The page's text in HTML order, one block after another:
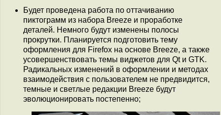
Будет проведена работа по оттачиванию
пиктограмм из набора Breeze и проработке
деталей. Немного будут изменены полосы
прокрутки. Планируется подготовить тему
оформления для Firefox на основе Breeze, а также
усовершенствовать темы виджетов для Qt и GTK.
Радикальных изменений в оформлении и методах
взаимодействия с пользователем не предвидится,
темные и светлые редакции Breeze будут
эволюционировать постепенно;